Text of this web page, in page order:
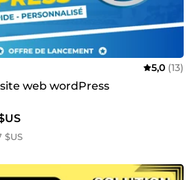
5,0 (13)
web wordPress
$US